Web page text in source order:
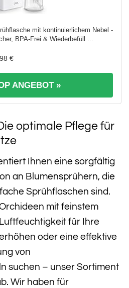
mit kontinuierlichem Nebel -
BPA-Frei & Wiederbefüll ...
€
ANGEBOT »
optimale Pflege für
Ihnen eine sorgfältig
an Blumensprühern, die
Sprühflaschen sind.
mit feinstem
für Ihre
oder eine effektive
von
suchen – unser Sortiment
Wir haben für